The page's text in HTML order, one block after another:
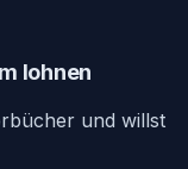
lohnen
und willst